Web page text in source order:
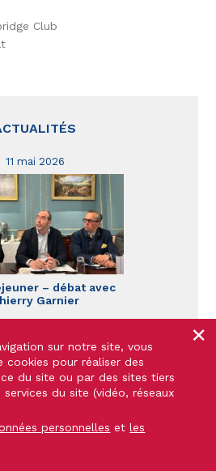
Club
11 mai 2026
– débat avec
Garnier
27 mars 2026sur notre site, vous
cookies pour réaliser des
du site ou par des sites tiers
du site (vidéo, réseaux
personnelles etles
×